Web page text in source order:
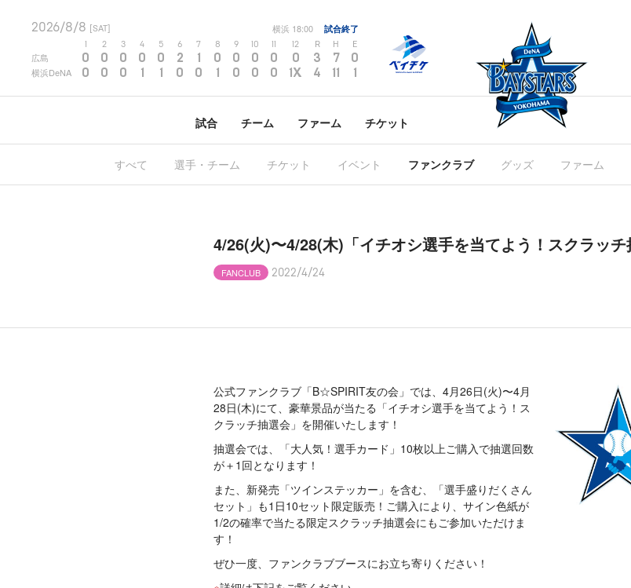
2026/8/8 [SAT] 横浜 18:00 試合終了
2 3 4 5 6 7 8 9 10 12 R H E
広島 0 0 0 0 0 2 1 0 0 0 0 0 3 7 0
横浜DeNA 0 0 0 1 1 0 0 1 0 0 0 1X 4 11 1
試合 チーム ファーム チケット
すべて 選手・チーム チケット イベント ファンクラブ グッズ ファーム
4/26(火)〜4/28(木)「イチオシ選手を当てよう！スクラッチ
FANCLUB 2022/4/24
公式ファンクラブ「B☆SPIRIT友の会」では、4月26日(火)〜4月
28日(木)にて、豪華景品が当たる「イチオシ選手を当てよう！ス
クラッチ抽選会」を開催いたします！
抽選会では、「大人気！選手カード」10枚以上ご購入で抽選回数
が＋1回となります！
また、新発売「ツインステッカー」を含む、「選手盛りだくさん
セット」も1日10セット限定販売！ご購入により、サイン色紙が
1/2の確率で当たる限定スクラッチ抽選会にもご参加いただけま
す！
ぜひ一度、ファンクラブブースにお立ち寄りください！